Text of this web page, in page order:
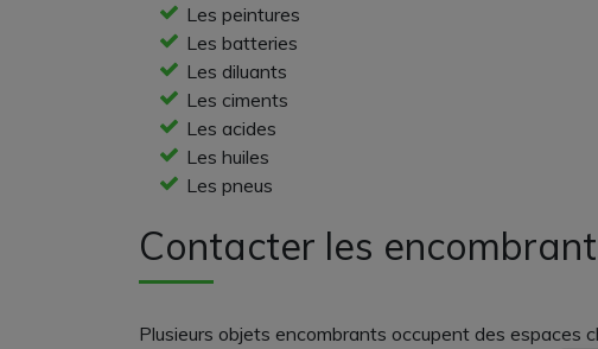
Les peintures
Les batteries
Les diluants
Les ciments
Les acides
Les huiles
Les pneus
Contacter les
Plusieurs objets encombrants occupent des espaces